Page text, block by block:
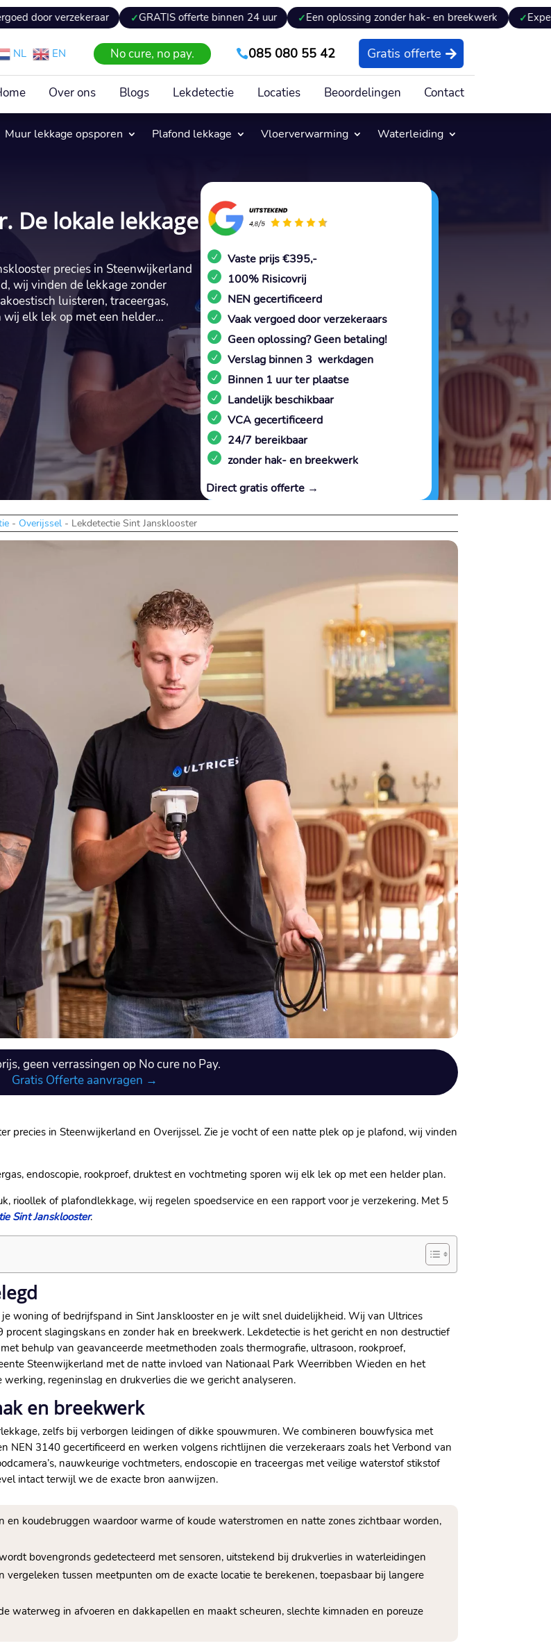
GRATIS offerte binnen 24 uur Een oplossing zonder hak- en breekwerk
NL EN No cure, no pay. 085 080 55 42 Gratis offerte
Over ons Blogs Lekdetectie Locaties Beoordelingen Contact
Muur lekkage opsporen Plafond lekkage Vloerverwarming Waterleiding
De lokale lekkage
precies in Steenwijkerland
wij vinden de lekkage zonder
luisteren, traceergas,
elk lek op met een helder…
Vaste prijs €395,-
100% Risicovrij
NEN gecertificeerd
Vaak vergoed door verzekeraars
Geen oplossing? Geen betaling!
Verslag binnen 3 werkdagen
Binnen 1 uur ter plaatse
Landelijk beschikbaar
VCA gecertificeerd
24/7 bereikbaar
zonder hak- en breekwerk
Direct gratis offerte →
- Overijssel- Lekdetectie Sint Jansklooster
geen verrassingen op No cure no Pay.
Gratis Offerte aanvragen →
precies in Steenwijkerland en Overijssel. Zie je vocht of een natte plek op je plafond, wij vinden
endoscopie, rookproef, druktest en vochtmeting sporen wij elk lek op met een helder plan.
rioollek of plafondlekkage, wij regelen spoedservice en een rapport voor je verzekering. Met 5
Sint Jansklooster.
woning of bedrijfspand in Sint Jansklooster en je wilt snel duidelijkheid. Wij van Ultrices
slagingskans en zonder hak en breekwerk. Lekdetectie is het gericht en non destructief
behulp van geavanceerde meetmethoden zoals thermografie, ultrasoon, rookproef,
Steenwijkerland met de natte invloed van Nationaal Park Weerribben Wieden en het
regeninslag en drukverlies die we gericht analyseren.
en breekwerk
zelfs bij verborgen leidingen of dikke spouwmuren. We combineren bouwfysica met
NEN 3140 gecertificeerd en werken volgens richtlijnen die verzekeraars zoals het Verbond van
nauwkeurige vochtmeters, endoscopie en traceergas met veilige waterstof stikstof
intact terwijl we de exacte bron aanwijzen.
en koudebruggen waardoor warme of koude waterstromen en natte zones zichtbaar worden,
bovengronds gedetecteerd met sensoren, uitstekend bij drukverlies in waterleidingen
vergeleken tussen meetpunten om de exacte locatie te berekenen, toepasbaar bij langere
waterweg in afvoeren en dakkapellen en maakt scheuren, slechte kimnaden en poreuze